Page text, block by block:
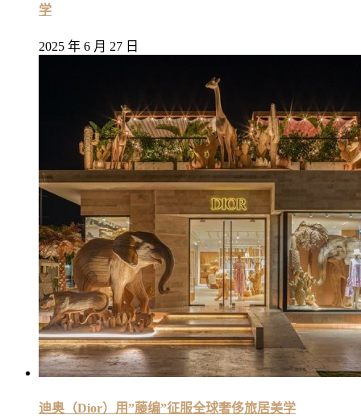
学
2025 年 6 月 27 日
迪奥（Dior）用”藤编”征服全球奢侈旅居美学